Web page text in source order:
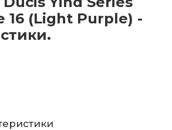
16 (Light Purple) -